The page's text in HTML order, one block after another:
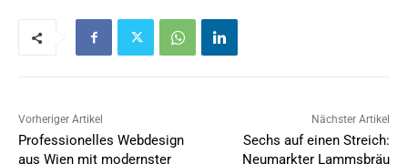
Vorheriger Artikel
Professionelles Webdesign
aus Wien mit modernster
Nächster Artikel
Sechs auf einen Streich:
Neumarkter Lammsbräu